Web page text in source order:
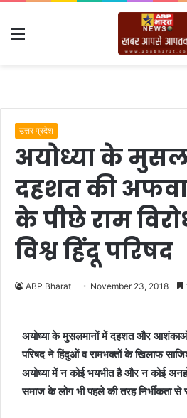
Menu
उत्तर प्रदेश
अयोध्या के
दहशत की
के पीछे राम
विश्व हिंदू परिषद
ABP Bharat November 23, 2018
अयोध्या के मुसलमानों में दहशत और आशंकाओं
परिषद ने हिंदुओं व रामभक्तों के खिलाफ
अयोध्या में न कोई भयभीत है और न कोई
समाज के लोग भी पहले की तरह निर्भीकता से